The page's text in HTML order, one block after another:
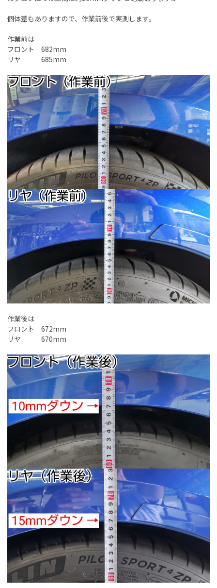
個体差もありますので、作業前後で実測します。
作業前は
フロント 682mm
リヤ 685mm
作業後は
フロント 672mm
リヤ 670mm